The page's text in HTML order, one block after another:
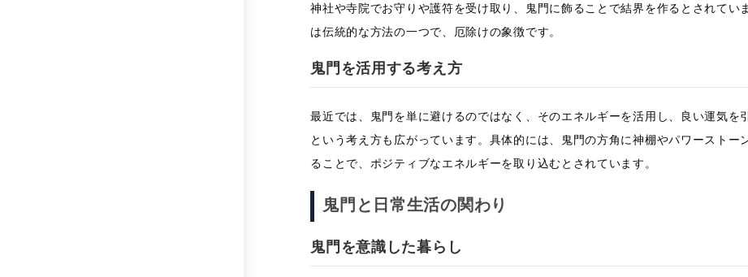
神社や寺院でお守りや護符を受け取り、鬼門に飾ることで結界を作るとされてい
は伝統的な方法の一つで、厄除けの象徴です。
鬼門を活用する考え方
最近では、鬼門を単に避けるのではなく、そのエネルギーを活用し、良い運気を
という考え方も広がっています。具体的には、鬼門の方角に神棚やパワーストー
ることで、ポジティブなエネルギーを取り込むとされています。
鬼門と日常生活の関わり
鬼門を意識した暮らし